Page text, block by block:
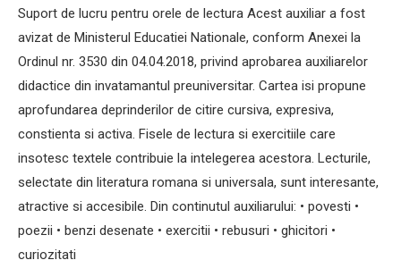
Suport de lucru pentru orele de lectura Acest auxiliar a fost
avizat de Ministerul Educatiei Nationale, conform Anexei la
Ordinul nr. 3530 din 04.04.2018, privind aprobarea auxiliarelor
didactice din invatamantul preuniversitar. Cartea isi propune
aprofundarea deprinderilor de citire cursiva, expre­siva,
constienta si activa. Fisele de lectura si exercitiile care
insotesc textele contribuie la intelegerea acestora. Lecturile,
selectate din literatura romana si universala, sunt interesante,
atractive si accesibile. Din continutul auxiliarului: • povesti •
poezii • benzi desenate • exercitii • rebusuri • ghicitori •
curiozitati